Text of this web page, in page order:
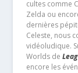
cultes comme
Zelda ou
dernières
Celeste, nous
vidéoludique.
Worlds de
encore les